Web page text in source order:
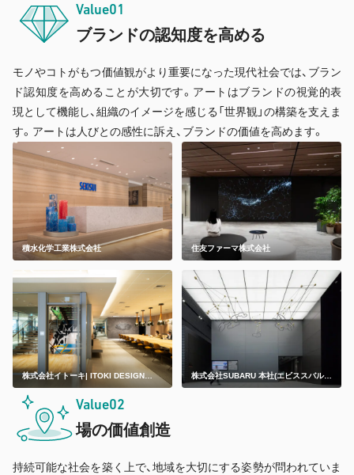
Value01
ブランドの認知度を高める
モノやコトがもつ価値観がより重要になった現代社会では、ブラン
ド認知度を高めることが大切です。アートはブランドの視覚的表
現として機能し、組織のイメージを感じる「世界観」の構築を支えま
す。アートは人びとの感性に訴え、ブランドの価値を高めます。
積水化学工業株式会社 住友ファーマ株式会社
株式会社イトーキ| ITOKI DESIGN
HOUSE
株式会社SUBARU 本社(エビススバルビ
ル)
Value02
場の価値創造
持続可能な社会を築く上で、地域を大切にする姿勢が問われていま